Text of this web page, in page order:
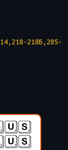
218Б,205-